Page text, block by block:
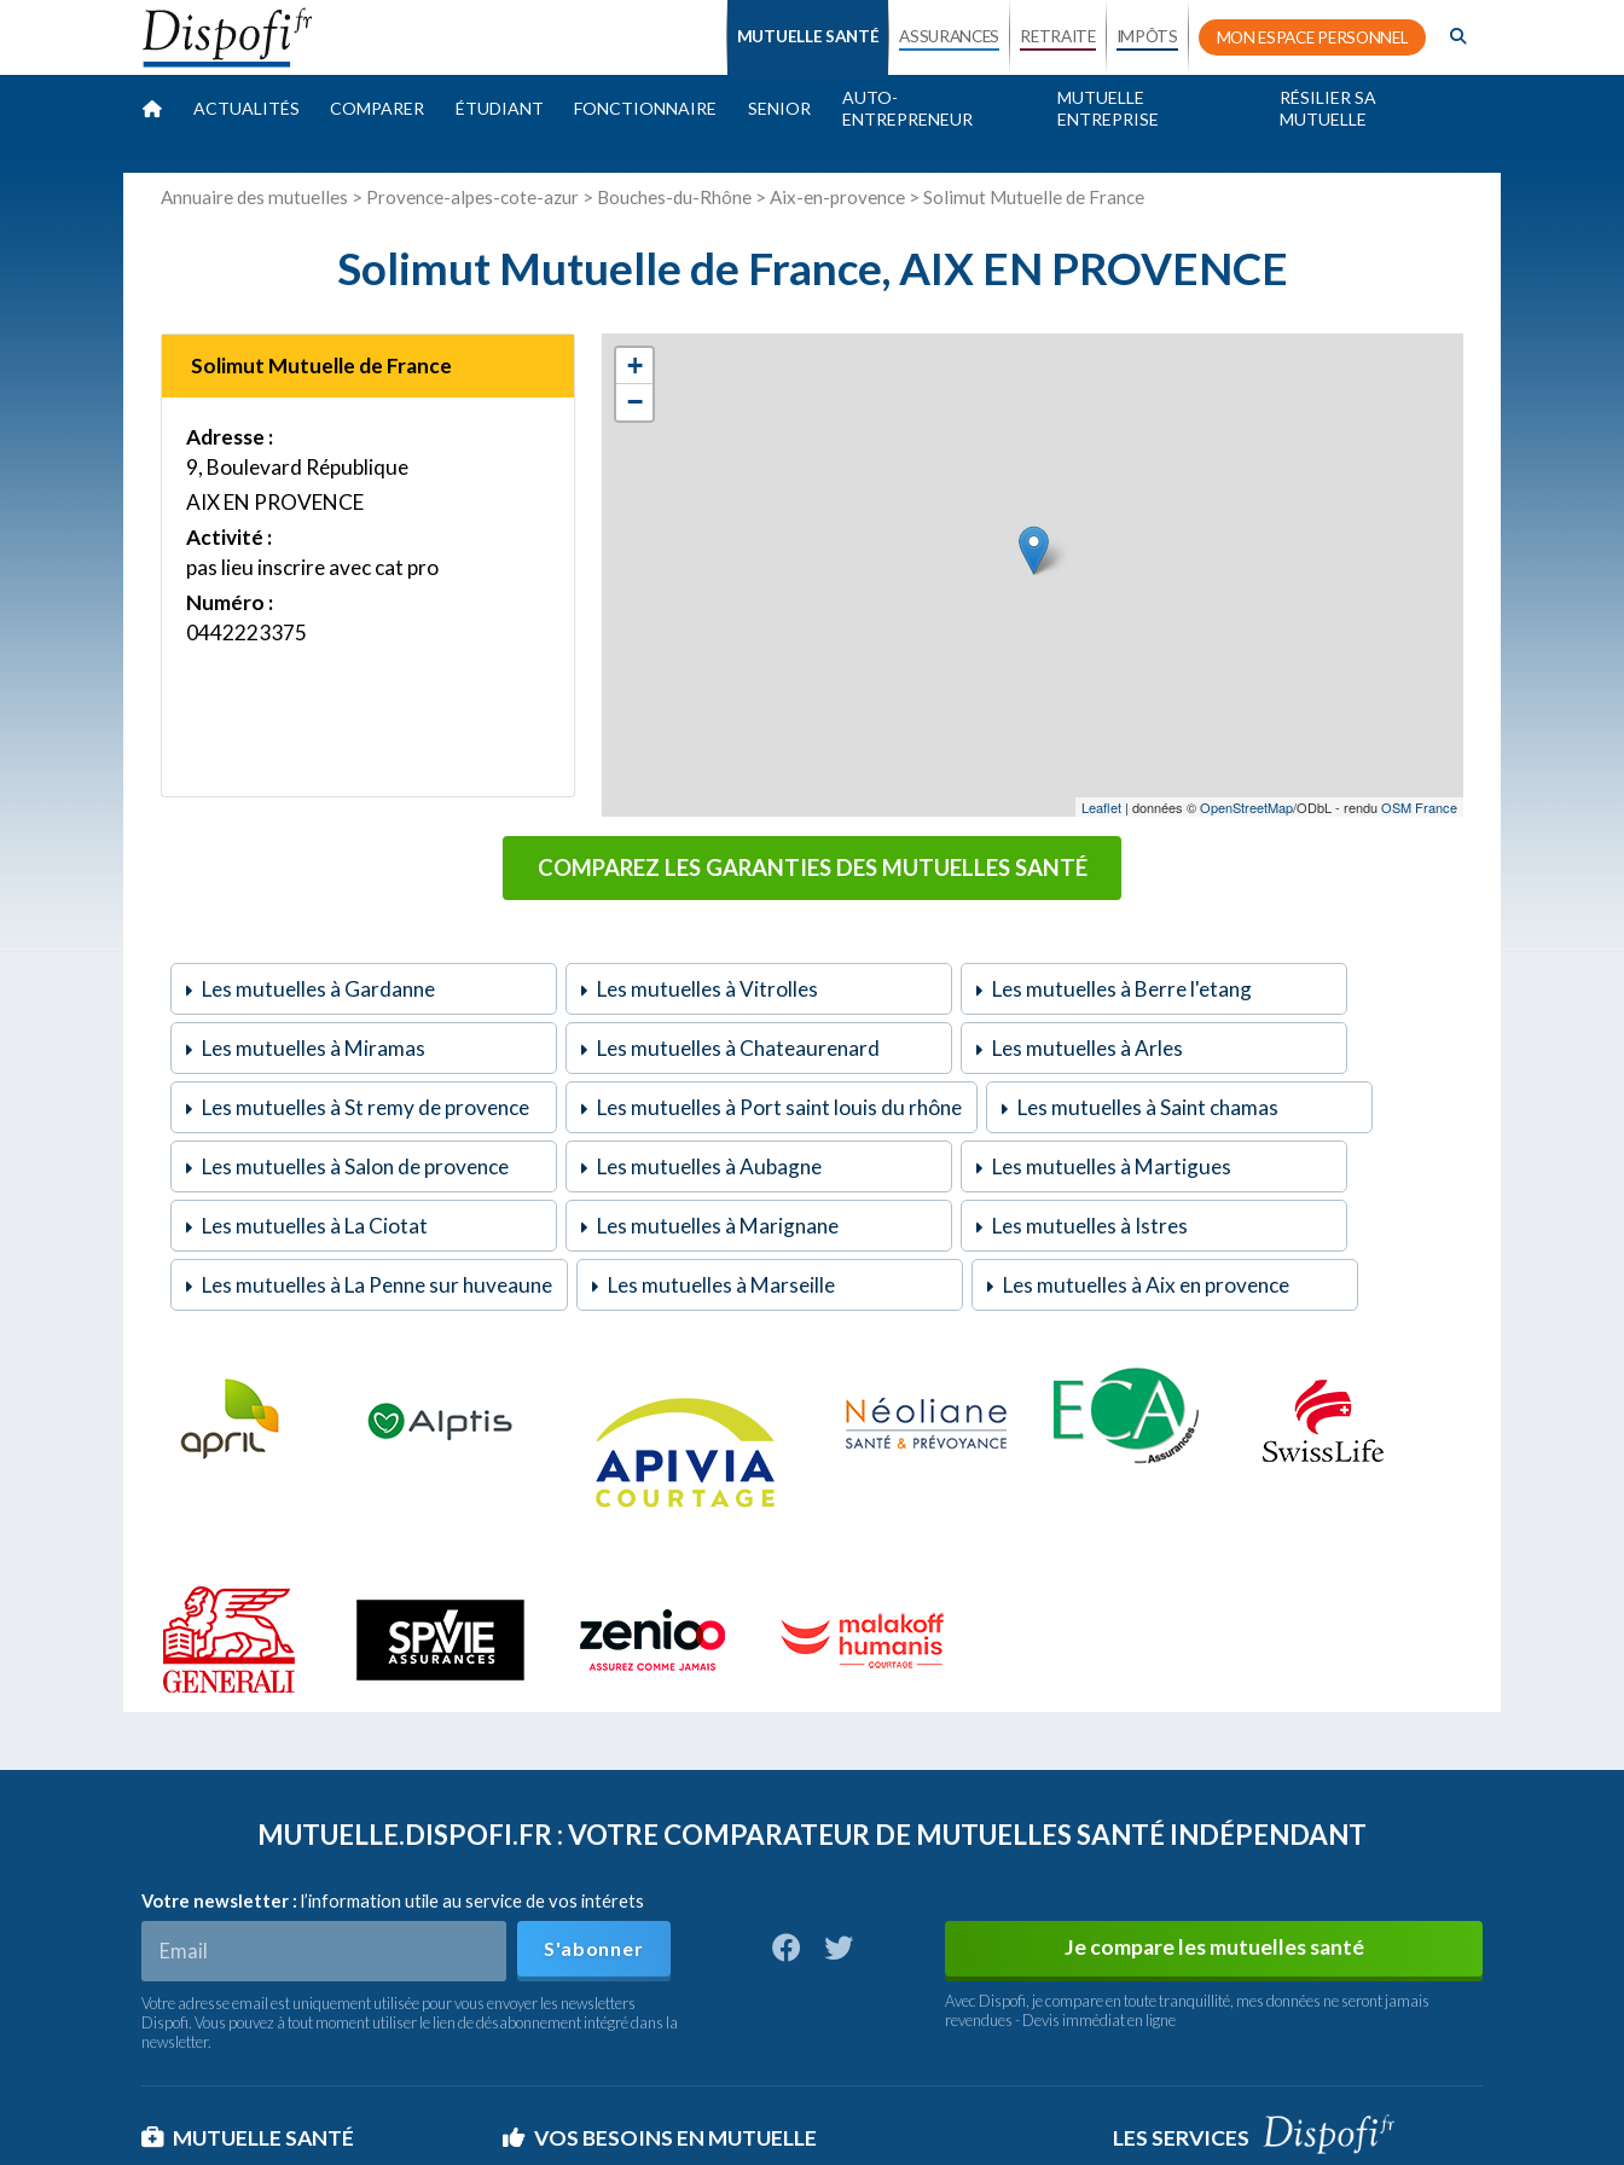
MUTUELLE SANTÉ ASSURANCES RETRAITE IMPÔTS MON ESPACE PERSONNEL
ACTUALITÉS COMPARER ÉTUDIANT FONCTIONNAIRE SENIOR
AUTO-
ENTREPRENEUR
MUTUELLE
ENTREPRISE
RÉSILIER SA
MUTUELLE
Annuaire des mutuelles > Provence-alpes-cote-azur > Bouches-du-Rhône > Aix-en-provence > Solimut Mutuelle de France
Solimut Mutuelle de France, AIX EN PROVENCE
Solimut Mutuelle de France
Adresse :
9, Boulevard République
AIX EN PROVENCE
Activité :
pas lieu inscrire avec cat pro
Numéro :
0442223375
+
−
Leaflet | données ©OpenStreetMap/ODbL - renduOSM France
COMPAREZ LES GARANTIES DES MUTUELLES SANTÉ
Les mutuelles à Gardanne Les mutuelles à Vitrolles Les mutuelles à Berre l'etang
Les mutuelles à Miramas Les mutuelles à Chateaurenard Les mutuelles à Arles
Les mutuelles à St remy de provence Les mutuelles à Port saint louis du rhône Les mutuelles à Saint chamas
Les mutuelles à Salon de provence Les mutuelles à Aubagne Les mutuelles à Martigues
Les mutuelles à La Ciotat Les mutuelles à Marignane Les mutuelles à Istres
Les mutuelles à La Penne sur huveaune Les mutuelles à Marseille Les mutuelles à Aix en provence
MUTUELLE.DISPOFI.FR : VOTRE COMPARATEUR DE MUTUELLES SANTÉ INDÉPENDANT
Votre newsletter : l’information utile au service de vos intérets
S'abonner
Votre adresse email est uniquement utilisée pour vous envoyer les newsletters
Dispofi. Vous pouvez à tout moment utiliser le lien de désabonnement intégré dans la
newsletter.
Je compare les mutuelles santé
Avec Dispofi, je compare en toute tranquillité, mes données ne seront jamais
revendues - Devis immédiat en ligne
MUTUELLE SANTÉ VOS BESOINS EN MUTUELLE LES SERVICES